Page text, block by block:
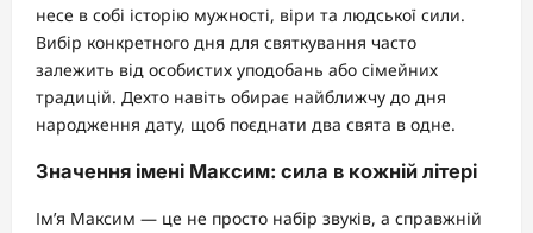
несе в собі історію мужності, віри та людської сили.
Вибір конкретного дня для святкування часто
залежить від особистих уподобань або сімейних
традицій. Дехто навіть обирає найближчу до дня
народження дату, щоб поєднати два свята в одне.
Значення імені Максим: сила в кожній літері
Ім’я Максим — це не просто набір звуків, а справжній